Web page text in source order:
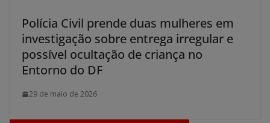
Polícia Civil prende duas mulheres em
investigação sobre entrega irregular e
possível ocultação de criança no
Entorno do DF
29 de maio de 2026